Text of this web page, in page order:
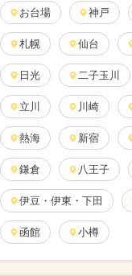
お台場 神戸
札幌 仙台
日光 二子玉川
立川 川崎
熱海 新宿
鎌倉 八王子
伊豆・伊東・下田
函館 小樽